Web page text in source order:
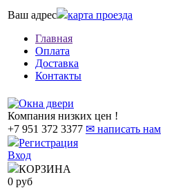
Ваш адрес
карта проезда
Главная
Оплата
Доставка
Контакты
Компания низких цен !
+7 951 372 3377 ✉ написать нам
Регистрация
Вход
КОРЗИНА
0 руб